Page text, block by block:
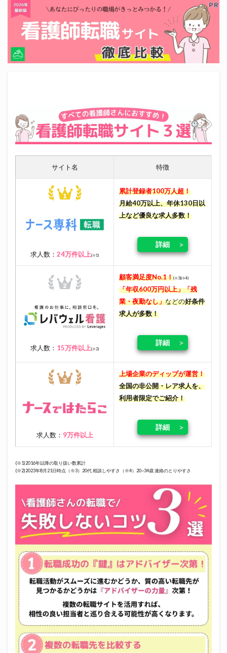
サイト名 特徴
求人数： 24万件以上(※1)
累計登録者100万人超！
月給40万以上、年休130日以
上など優良な求人多数！
詳細
求人数： 15万件以上(※2)
顧客満足度No.1！(※3)(※4)
「年収600万円以上」「残
業・夜勤なし」などの好条件
求人が多数！
詳細
求人数： 9万件以上
上場企業のディップが運営！
全国の非公開・レア求人を、
利用者限定でご紹介！
詳細
(※1)2016年以降の取り扱い数累計
(※2)2023年8月21日時点（※3）20代 相談しやすさ（※4）20~34歳 連絡のとりやすさ